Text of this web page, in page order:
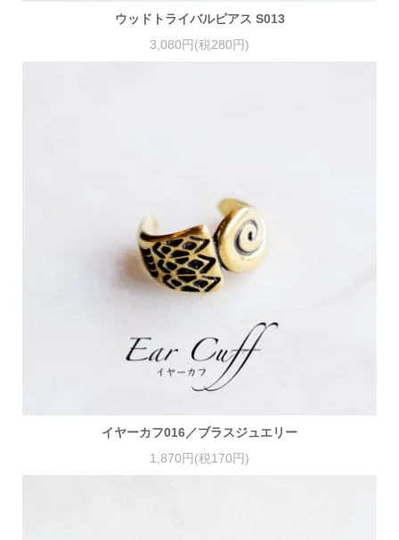
ウッドトライバルピアス S013
3,080円(税280円)
イヤーカフ016／ブラスジュエリー
1,870円(税170円)